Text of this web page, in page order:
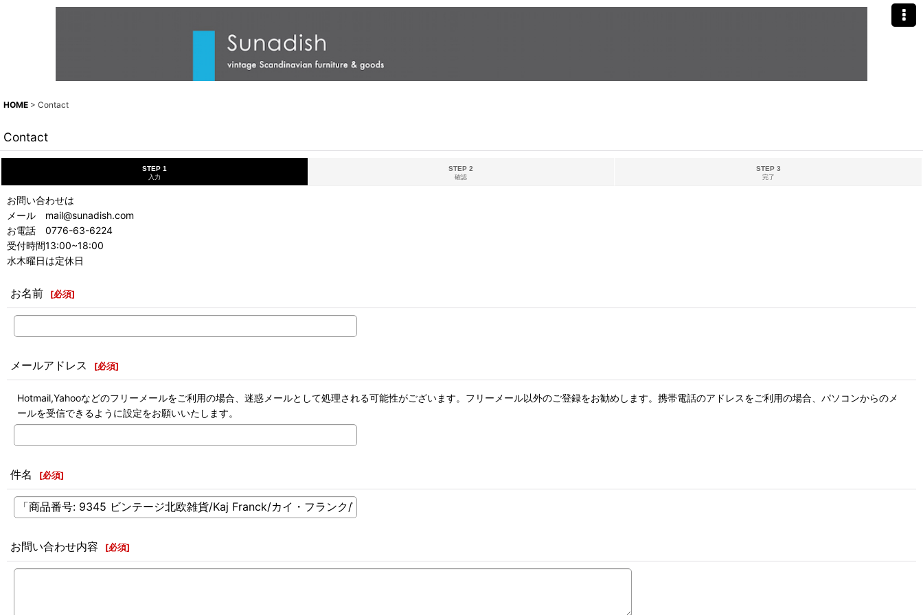
HOME > Contact
Contact
STEP 1
入力
STEP 2
確認
STEP 3
完了
お問い合わせは
メール mail@sunadish.com
お電話 0776-63-6224
受付時間13:00~18:00
水木曜日は定休日
お名前 [必須]
メールアドレス [必須]
Hotmail,Yahooなどのフリーメールをご利用の場合、迷惑メールとして処理される可能性がございます。フリーメール以外のご登録をお勧めします。携帯電話のアドレスをご利用の場合、パソコンからのメ
ールを受信できるように設定をお願いいたします。
件名 [必須]
お問い合わせ内容 [必須]